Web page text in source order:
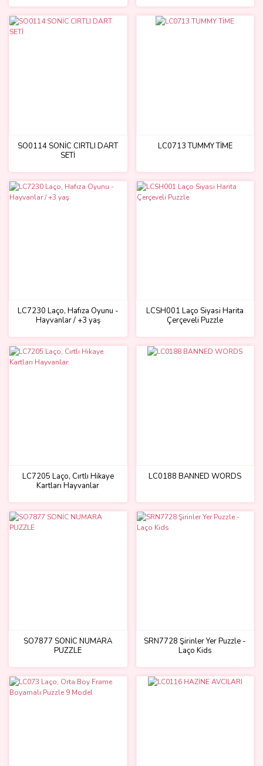
SO0114 SONİC CIRTLI DART
SETİ
LC0713 TUMMY TİME
LC7230 Laço, Hafıza Oyunu -
Hayvanlar / +3 yaş
LCSH001 Laço Siyasi Harita
Çerçeveli Puzzle
LC7205 Laço, Cırtlı Hikaye
Kartları Hayvanlar
LC0188 BANNED WORDS
SO7877 SONİC NUMARA
PUZZLE
SRN7728 Şirinler Yer Puzzle -
Laço Kids